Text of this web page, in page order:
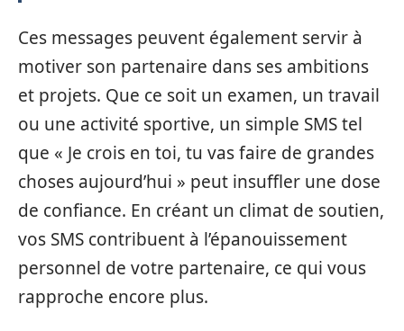
Ces messages peuvent également servir à
motiver son partenaire dans ses ambitions
et projets. Que ce soit un examen, un travail
ou une activité sportive, un simple SMS tel
que « Je crois en toi, tu vas faire de grandes
choses aujourd’hui » peut insuffler une dose
de confiance. En créant un climat de soutien,
vos SMS contribuent à l’épanouissement
personnel de votre partenaire, ce qui vous
rapproche encore plus.